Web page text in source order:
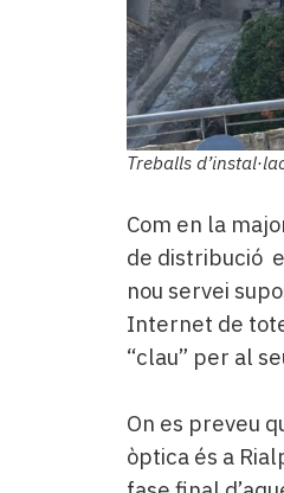
Treballs
Com en la
de distribució
nou servei
Internet de
“clau” per al
On es preveu
òptica és a